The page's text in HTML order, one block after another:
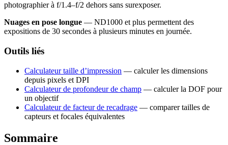
photographier à f/1.4–f/2 dehors sans surexposer.
Nuages en pose longue — ND1000 et plus permettent des
expositions de 30 secondes à plusieurs minutes en journée.
Outils liés
Calculateur taille d’impression — calculer les dimensions
depuis pixels et DPI
Calculateur de profondeur de champ — calculer la DOF pour
un objectif
Calculateur de facteur de recadrage — comparer tailles de
capteurs et focales équivalentes
Sommaire